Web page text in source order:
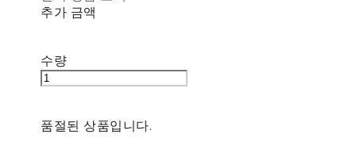
추가 금액
수량
품절된 상품입니다.